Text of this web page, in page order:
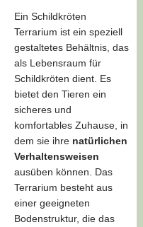
Ein Schildkröten
Terrarium ist ein speziell
gestaltetes Behältnis, das
als Lebensraum für
Schildkröten dient. Es
bietet den Tieren ein
sicheres und
komfortables Zuhause, in
dem sie ihre natürlichen
Verhaltensweisen
ausüben können. Das
Terrarium besteht aus
einer geeigneten
Bodenstruktur, die das